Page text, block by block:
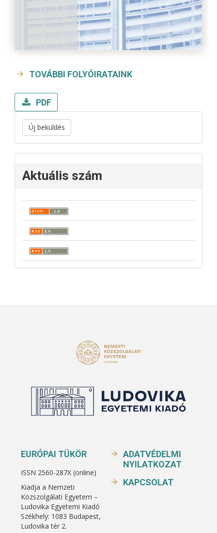
TOVÁBBI FOLYÓIRATAINK
PDF
Új beküldés
Aktuális szám
EURÓPAI TÜKÖR
ISSN 2560-287X (online)
Kiadja a Nemzeti
Közszolgálati Egyetem –
Ludovika Egyetemi Kiadó
Székhely: 1083 Budapest,
Ludovika tér 2.
ADATVÉDELMI
NYILATKOZAT
KAPCSOLAT